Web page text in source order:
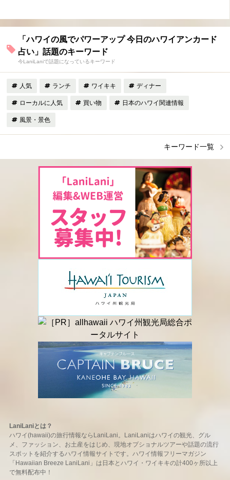
「ハワイの風でパワーアップ 今日のハワイアンカード
占い」話題のキーワード
今LaniLaniで話題になっているキーワード
人気 ランチ ワイキキ ディナー
ローカルに人気 買い物 日本のハワイ関連情報
風景・景色
キーワード一覧
LaniLaniとは？
ハワイ(hawaii)の旅行情報ならLaniLani。LaniLaniはハワイの観光、グル
メ、ファッション、お土産をはじめ、現地オプショナルツアーや話題の流行
スポットを紹介するハワイ情報サイトです。ハワイ情報フリーマガジン
「Hawaiian Breeze LaniLani」は日本とハワイ・ワイキキの計400ヶ所以上
で無料配布中！